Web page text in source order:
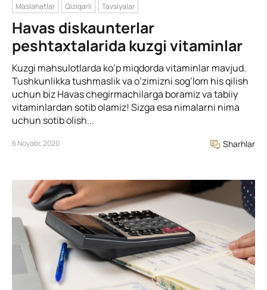
Maslahatlar Qiziqarli Tavsiyalar
Havas diskaunterlar
peshtaxtalarida kuzgi vitaminlar
Kuzgi mahsulotlarda ko’p miqdorda vitaminlar mavjud.
Tushkunlikka tushmaslik va o’zimizni sog’lom his qilish
uchun biz Havas chegirmachilarga boramiz va tabiiy
vitaminlardan sotib olamiz! Sizga esa nimalarni nima
uchun sotib olish...
6 Noyabr, 2020 Sharhlar